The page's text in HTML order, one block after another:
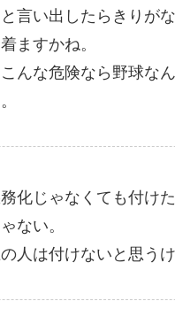
言い出したらきりがな
ますかね。
んな危険なら野球な
化じゃなくても付け
ない。
人は付けないと思う